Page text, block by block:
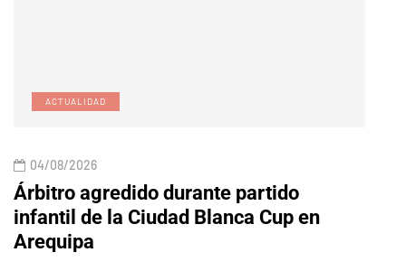
ACTUALIDAD
04/08/2026
Árbitro agredido durante partido
infantil de la Ciudad Blanca Cup en
Arequipa